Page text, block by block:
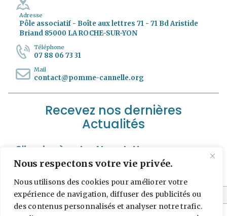
Nous respectons votre vie privée.
Nous utilisons des cookies pour améliorer votre
expérience de navigation, diffuser des publicités ou
des contenus personnalisés et analyser notre trafic.
Adresse
Pôle associatif - Boîte aux lettres 71 - 71 Bd Aristide
Briand 85000 LA ROCHE-SUR-YON
Téléphone
07 88 06 73 31
Mail
contact@pomme-cannelle.org
Recevez nos dernières
Actualités
S'incrire à notre Newsletter
Adresse e-mail *